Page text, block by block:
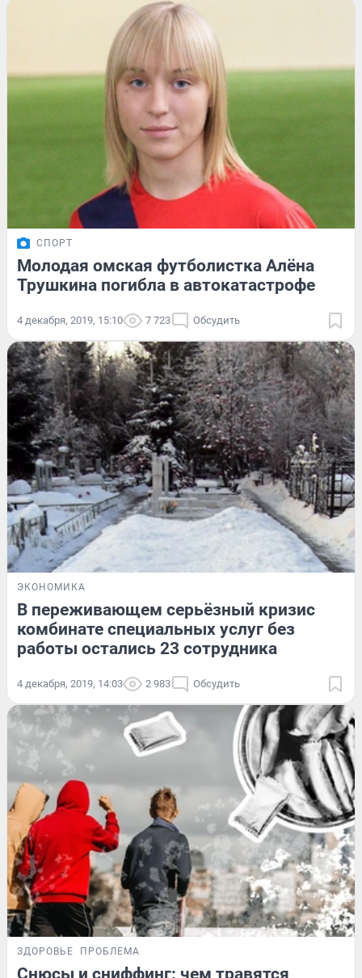
СПОРТ
Молодая омская футболистка Алёна
Трушкина погибла в автокатастрофе
4 декабря, 2019, 15:10 7 723 Обсудить
ЭКОНОМИКА
В переживающем серьёзный кризис
комбинате специальных услуг без
работы остались 23 сотрудника
4 декабря, 2019, 14:03 2 983 Обсудить
ЗДОРОВЬЕ ПРОБЛЕМА
Снюсы и сниффинг: чем травятся